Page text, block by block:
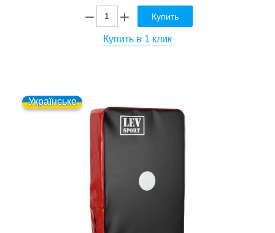
Купить
Купить в 1 клик
Українське